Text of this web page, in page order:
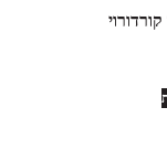
קורדורוי